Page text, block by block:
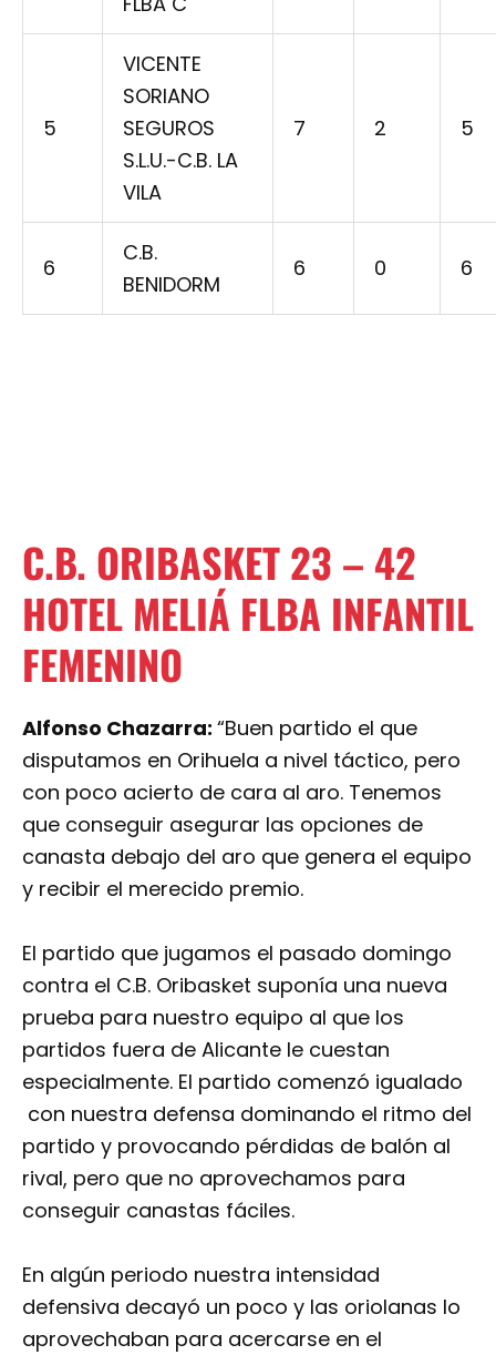
5
VICENTE
SORIANO
SEGUROS
S.L.U.-C.B. LA
VILA
7 2 5
6
C.B.
BENIDORM
6 0 6
C.B. ORIBASKET 23 – 42
HOTEL MELIÁ FLBA INFANTIL
FEMENINO
Alfonso Chazarra: “Buen partido el que
disputamos en Orihuela a nivel táctico, pero
con poco acierto de cara al aro. Tenemos
que conseguir asegurar las opciones de
canasta debajo del aro que genera el equipo
y recibir el merecido premio.
El partido que jugamos el pasado domingo
contra el C.B. Oribasket suponía una nueva
prueba para nuestro equipo al que los
partidos fuera de Alicante le cuestan
especialmente. El partido comenzó igualado
con nuestra defensa dominando el ritmo del
partido y provocando pérdidas de balón al
rival, pero que no aprovechamos para
conseguir canastas fáciles.
En algún periodo nuestra intensidad
defensiva decayó un poco y las oriolanas lo
aprovechaban para acercarse en el